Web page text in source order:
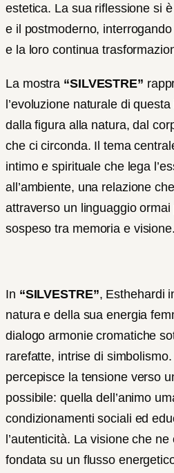
estetica. La sua riflessione si
e il postmoderno,
e la loro continua
La mostra “SILVESTRE”
l’evoluzione naturale di
dalla figura alla natura, dal
che ci circonda. Il tema
intimo e spirituale che lega
all’ambiente, una relazione
attraverso un linguaggio
sospeso tra memoria e visione.
In “SILVESTRE”, Esthehardi
natura e della sua energia
dialogo armonie cromatiche
rarefatte, intrise di
percepisce la tensione verso
possibile: quella dell’animo
condizionamenti sociali ed
l’autenticità. La visione che
fondata su un flusso